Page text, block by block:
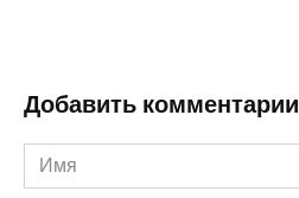
Добавить комментарии
Имя
*